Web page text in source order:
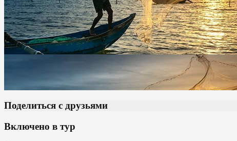
Поделиться с друзьями
Включено в тур